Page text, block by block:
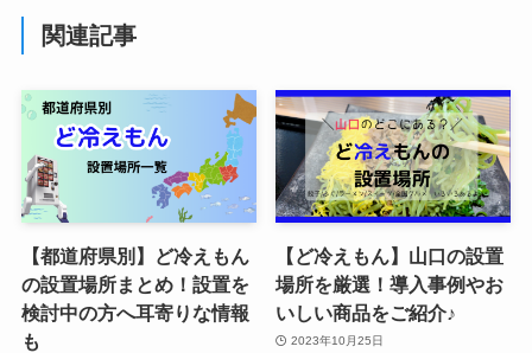
関連記事
【都道府県別】ど冷えもん
の設置場所まとめ！設置を
検討中の方へ耳寄りな情報
も
【ど冷えもん】山口の設置
場所を厳選！導入事例やお
いしい商品をご紹介♪
2023年10月25日